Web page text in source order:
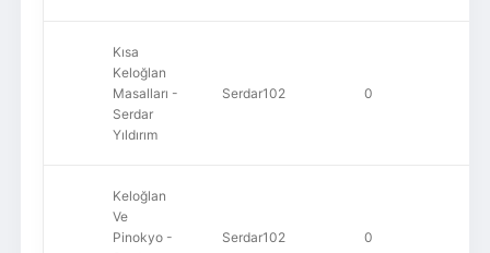
Kısa
Keloğlan
Masalları -
Serdar
Yıldırım
Serdar102 0
Keloğlan
Ve
Pinokyo -
Serdar102 0